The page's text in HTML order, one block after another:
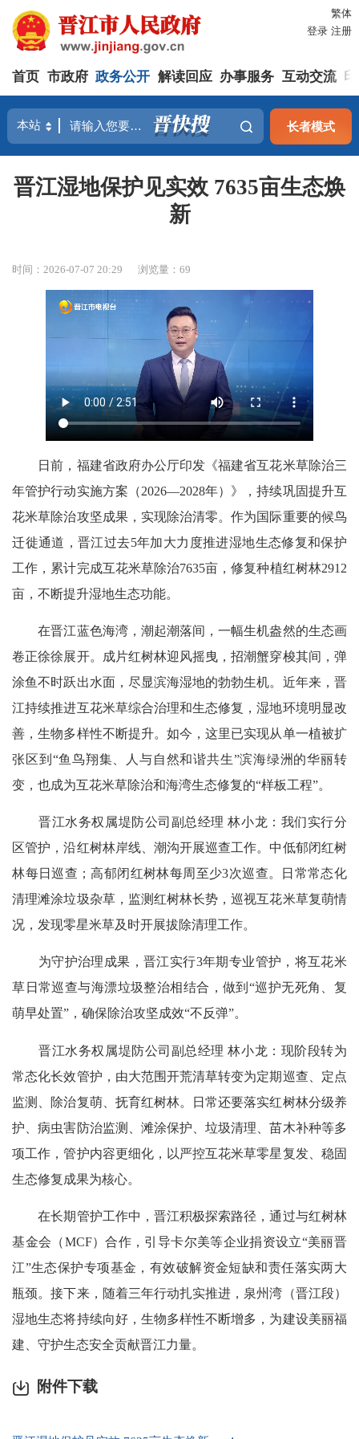
繁体
登录 注册
首页 市政府 政务公开 解读回应 办事服务 互动交流
长者模式
晋江湿地保护见实效 7635亩生态焕
新
时间：2026-07-07 20:29 浏览量：69
日前，福建省政府办公厅印发《福建省互花米草除治三
年管护行动实施方案（2026—2028年）》，持续巩固提升互
花米草除治攻坚成果，实现除治清零。作为国际重要的候鸟
迁徙通道，晋江过去5年加大力度推进湿地生态修复和保护
工作，累计完成互花米草除治7635亩，修复种植红树林2912
亩，不断提升湿地生态功能。
在晋江蓝色海湾，潮起潮落间，一幅生机盎然的生态画
卷正徐徐展开。成片红树林迎风摇曳，招潮蟹穿梭其间，弹
涂鱼不时跃出水面，尽显滨海湿地的勃勃生机。近年来，晋
江持续推进互花米草综合治理和生态修复，湿地环境明显改
善，生物多样性不断提升。如今，这里已实现从单一植被扩
张区到“鱼鸟翔集、人与自然和谐共生”滨海绿洲的华丽转
变，也成为互花米草除治和海湾生态修复的“样板工程”。
晋江水务权属堤防公司副总经理 林小龙：我们实行分
区管护，沿红树林岸线、潮沟开展巡查工作。中低郁闭红树
林每日巡查；高郁闭红树林每周至少3次巡查。日常常态化
清理滩涂垃圾杂草，监测红树林长势，巡视互花米草复萌情
况，发现零星米草及时开展拔除清理工作。
为守护治理成果，晋江实行3年期专业管护，将互花米
草日常巡查与海漂垃圾整治相结合，做到“巡护无死角、复
萌早处置”，确保除治攻坚成效“不反弹”。
晋江水务权属堤防公司副总经理 林小龙：现阶段转为
常态化长效管护，由大范围开荒清草转变为定期巡查、定点
监测、除治复萌、抚育红树林。日常还要落实红树林分级养
护、病虫害防治监测、滩涂保护、垃圾清理、苗木补种等多
项工作，管护内容更细化，以严控互花米草零星复发、稳固
生态修复成果为核心。
在长期管护工作中，晋江积极探索路径，通过与红树林
基金会（MCF）合作，引导卡尔美等企业捐资设立“美丽晋
江”生态保护专项基金，有效破解资金短缺和责任落实两大
瓶颈。接下来，随着三年行动扎实推进，泉州湾（晋江段）
湿地生态将持续向好，生物多样性不断增多，为建设美丽福
建、守护生态安全贡献晋江力量。
附件下载